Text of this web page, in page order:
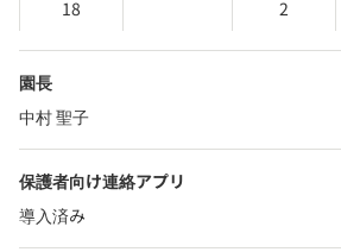
18 2
園長
中村 聖子
保護者向け連絡アプリ
導入済み